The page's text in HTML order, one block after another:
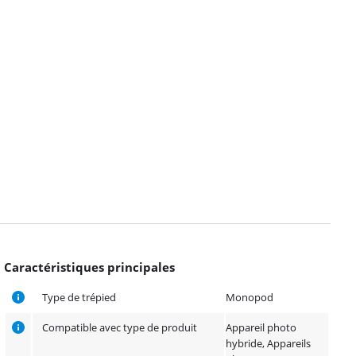
Caractéristiques principales
Type de trépied Monopod
Compatible avec type de produit
Appareil photo
hybride, Appareils